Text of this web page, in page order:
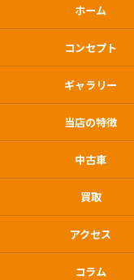
ホーム
コンセプト
ギャラリー
当店の特徴
中古車
買取
アクセス
コラム